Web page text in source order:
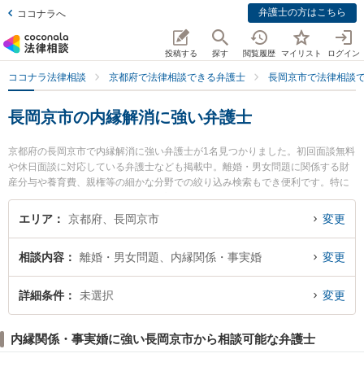
ココナラへ 弁護士の方はこちら
投稿する 探す 閲覧履歴 マイリスト ログイン
ココナラ法律相談 京都府で法律相談できる弁護士 長岡京市で法律相談
長岡京市の内縁解消に強い弁護士
京都府の長岡京市で内縁解消に強い弁護士が1名見つかりました。初回面談無料
や休日面談に対応している弁護士なども掲載中。離婚・男女問題に関係する財
産分与や養育費、親権等の細かな分野での絞り込み検索もでき便利です。特に
古屋法律事務所の古屋 岳弁護士のプロフィール情報や弁護士費用、強みなどが
注目されています。『長岡京市で土日や夜間に発生した内縁解消のトラブルを
の弁護士に相談予約したい』などでお困りの相談者さんにおすすめです。
エリア 京都府、長岡京市 変更
相談内容 離婚・男女問題、内縁関係・事実婚 変更
詳細条件 未選択 変更
内縁関係・事実婚に強い長岡京市から相談可能な弁護士